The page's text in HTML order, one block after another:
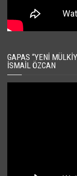
GAPAS “YENI
İSMAIL ÖZCAN